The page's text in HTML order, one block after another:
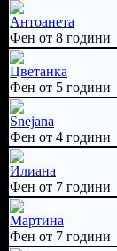
Антоанета
Фен от 8 години
Цветанка
Фен от 5 години
Snejana
Фен от 4 години
Илиана
Фен от 7 години
Мартина
Фен от 7 години